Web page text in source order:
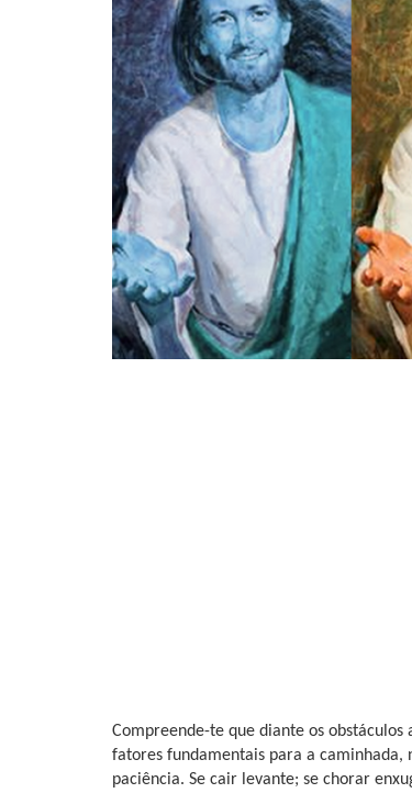
Compreende-te que diante os
fatores fundamentais para a caminhada,
paciência. Se cair levante; se chorar